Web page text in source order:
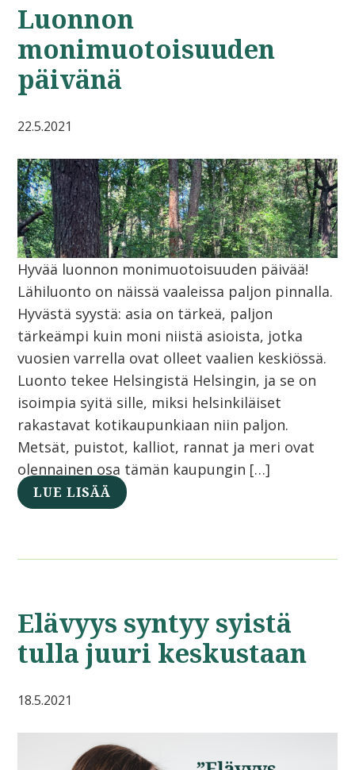
Luonnon
monimuotoisuuden
päivänä
22.5.2021
Hyvää luonnon monimuotoisuuden päivää!
Lähiluonto on näissä vaaleissa paljon pinnalla.
Hyvästä syystä: asia on tärkeä, paljon
tärkeämpi kuin moni niistä asioista, jotka
vuosien varrella ovat olleet vaalien keskiössä.
Luonto tekee Helsingistä Helsingin, ja se on
isoimpia syitä sille, miksi helsinkiläiset
rakastavat kotikaupunkiaan niin paljon.
Metsät, puistot, kalliot, rannat ja meri ovat
olennainen osa tämän kaupungin […]
LUE LISÄÄ
Elävyys syntyy syistä
tulla juuri keskustaan
18.5.2021